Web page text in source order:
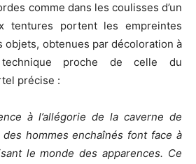
comme dans les coulisses d’un
tentures portent les empreintes
objets, obtenues par décoloration à
proche de celle du
précise :
à l’allégorie de la caverne de
hommes enchaînés font face à
le monde des apparences. Ce